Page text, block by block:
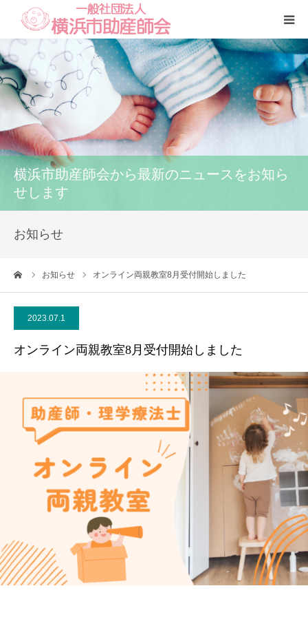
横浜市助産師会から最新のニュースをお知ら
せします
お知らせ
お知らせ オンライン両親教室8月受付開始しました
2023.07.1
オンライン両親教室8月受付開始しました
Home
本会
助産師一覧
養成講座
研修
ブログ